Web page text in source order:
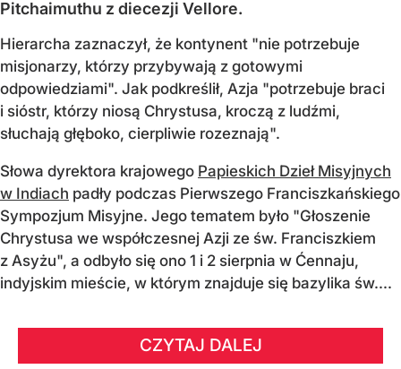
Pitchaimuthu z diecezji Vellore.
Hierarcha zaznaczył, że kontynent "nie potrzebuje
misjonarzy, którzy przybywają z gotowymi
odpowiedziami". Jak podkreślił, Azja "potrzebuje braci
i sióstr, którzy niosą Chrystusa, kroczą z ludźmi,
słuchają głęboko, cierpliwie rozeznają".
Słowa dyrektora krajowego Papieskich Dzieł Misyjnych
w Indiach padły podczas Pierwszego Franciszkańskiego
Sympozjum Misyjne. Jego tematem było "Głoszenie
Chrystusa we współczesnej Azji ze św. Franciszkiem
z Asyżu", a odbyło się ono 1 i 2 sierpnia w Ćennaju,
indyjskim mieście, w którym znajduje się bazylika św....
CZYTAJ DALEJ